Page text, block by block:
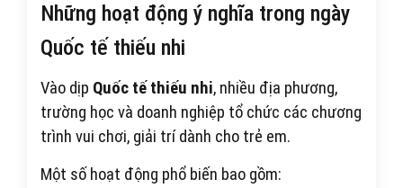
Những hoạt động ý nghĩa trong ngày
Quốc tế thiếu nhi
Vào dịp Quốc tế thiếu nhi, nhiều địa phương,
trường học và doanh nghiệp tổ chức các chương
trình vui chơi, giải trí dành cho trẻ em.
Một số hoạt động phổ biến bao gồm: